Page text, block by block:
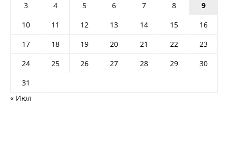
3
4 5 6 7 8
9
10
11 12 13 14 15
16
17
18 19 20 21 22
23
24
25 26 27 28 29
30
31
« Июл